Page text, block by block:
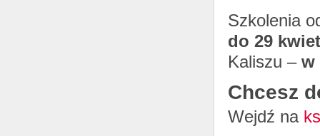
Szkolenia
do 29
Kaliszu – w
Chcesz
Wejdź na